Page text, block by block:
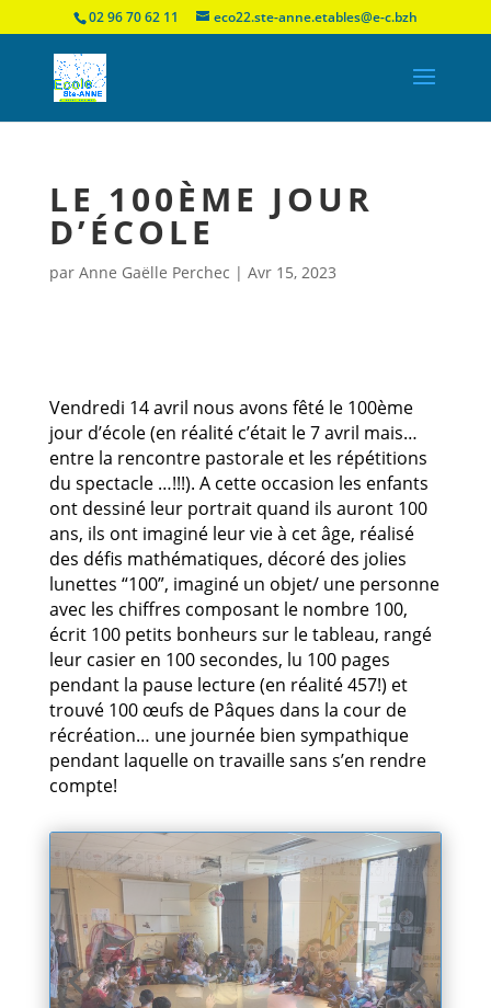
02 96 70 62 11 eco22.ste-anne.etables@e-c.bzh
LE 100ÈME JOUR
D’ÉCOLE
par Anne Gaëlle Perchec | Avr 15, 2023
Vendredi 14 avril nous avons fêté le 100ème
jour d’école (en réalité c’était le 7 avril mais…
entre la rencontre pastorale et les répétitions
du spectacle …!!!). A cette occasion les enfants
ont dessiné leur portrait quand ils auront 100
ans, ils ont imaginé leur vie à cet âge, réalisé
des défis mathématiques, décoré des jolies
lunettes “100”, imaginé un objet/ une personne
avec les chiffres composant le nombre 100,
écrit 100 petits bonheurs sur le tableau, rangé
leur casier en 100 secondes, lu 100 pages
pendant la pause lecture (en réalité 457!) et
trouvé 100 œufs de Pâques dans la cour de
récréation… une journée bien sympathique
pendant laquelle on travaille sans s’en rendre
compte!